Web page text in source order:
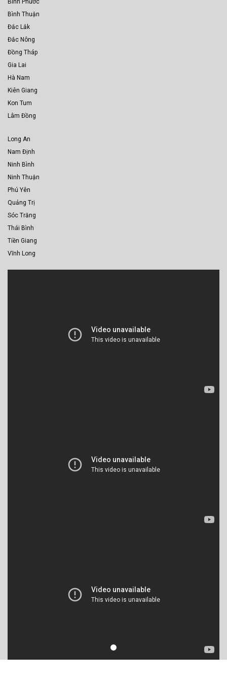
Bình Phước
Bình Thuận
Đắc Lắk
Đắc Nông
Đồng Tháp
Gia Lai
Hà Nam
Kiên Giang
Kon Tum
Lâm Đồng
Long An
Nam Định
Ninh Bình
Ninh Thuận
Phú Yên
Quảng Trị
Sóc Trăng
Thái Bình
Tiền Giang
Vĩnh Long